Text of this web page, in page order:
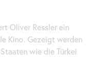
Oliver Ressler ein
Kino. Gezeigt werden
wie die Türkei